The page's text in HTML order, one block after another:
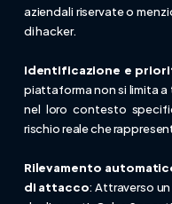
aziendali riservate o
di hacker.
Identificazione e
piattaforma non si limita a
nel loro contesto
rischio reale che
Rilevamento
di attacco: Attraverso